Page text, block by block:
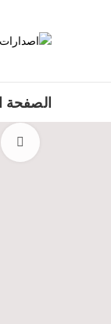
الصفحة